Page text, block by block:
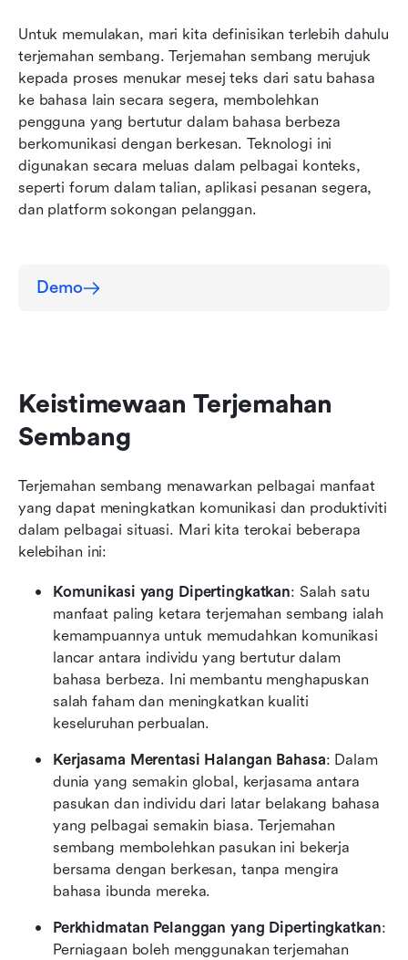
Untuk memulakan, mari kita definisikan terlebih dahulu
terjemahan sembang. Terjemahan sembang merujuk
kepada proses menukar mesej teks dari satu bahasa
ke bahasa lain secara segera, membolehkan
pengguna yang bertutur dalam bahasa berbeza
berkomunikasi dengan berkesan. Teknologi ini
digunakan secara meluas dalam pelbagai konteks,
seperti forum dalam talian, aplikasi pesanan segera,
dan platform sokongan pelanggan.
Demo
Keistimewaan Terjemahan
Sembang
Terjemahan sembang menawarkan pelbagai manfaat
yang dapat meningkatkan komunikasi dan produktiviti
dalam pelbagai situasi. Mari kita terokai beberapa
kelebihan ini:
Komunikasi yang Dipertingkatkan: Salah satu
manfaat paling ketara terjemahan sembang ialah
kemampuannya untuk memudahkan komunikasi
lancar antara individu yang bertutur dalam
bahasa berbeza. Ini membantu menghapuskan
salah faham dan meningkatkan kualiti
keseluruhan perbualan.
Kerjasama Merentasi Halangan Bahasa: Dalam
dunia yang semakin global, kerjasama antara
pasukan dan individu dari latar belakang bahasa
yang pelbagai semakin biasa. Terjemahan
sembang membolehkan pasukan ini bekerja
bersama dengan berkesan, tanpa mengira
bahasa ibunda mereka.
Perkhidmatan Pelanggan yang Dipertingkatkan:
Perniagaan boleh menggunakan terjemahan
Sembang Lark
A Quick Guide to Using Lark's Chat Translation
Soalan Lazim Mengenai Terjemahan Sembang
Lark